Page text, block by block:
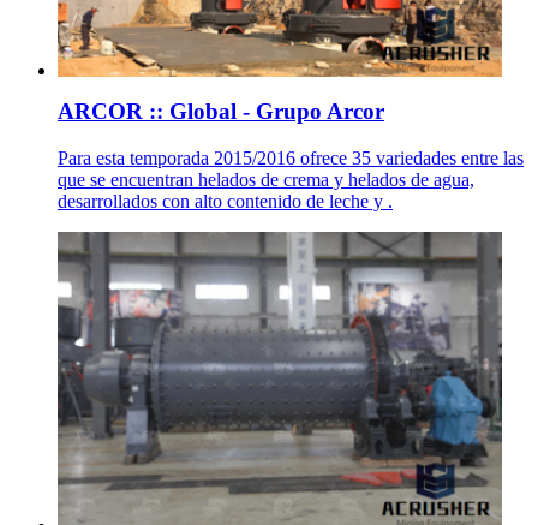
ARCOR :: Global - Grupo Arcor
Para esta temporada 2015/2016 ofrece 35 variedades entre las
que se encuentran helados de crema y helados de agua,
desarrollados con alto contenido de leche y .